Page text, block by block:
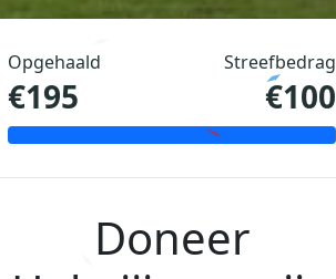
Opgehaald
€195
Streefbedrag
€100
Doneer